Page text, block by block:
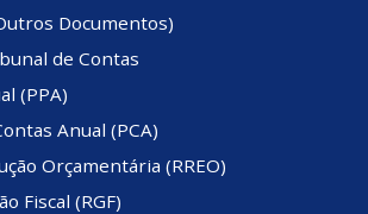
Documentos)
de Contas
(PPA)
Anual (PCA)
Orçamentária (RREO)
Fiscal (RGF)